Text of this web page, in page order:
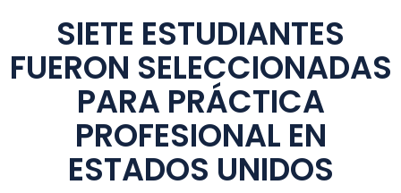
SIETE ESTUDIANTES
FUERON SELECCIONADAS
PARA PRÁCTICA
PROFESIONAL EN
ESTADOS UNIDOS